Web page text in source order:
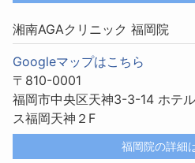
湘南AGAクリニック 福岡院
Googleマップはこちら
〒810-0001
福岡市中央区天神3-3-14 ホテ
ス福岡天神２F
福岡院の詳細